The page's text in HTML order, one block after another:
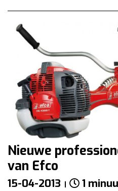
Nieuwe
van Efco
15-04-2013 1